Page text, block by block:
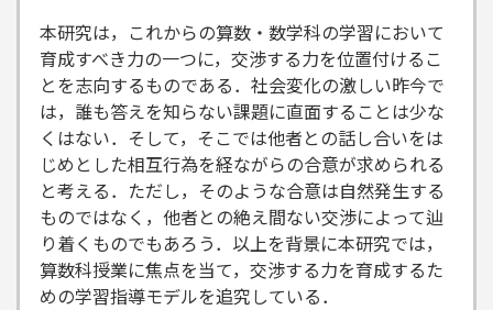
本研究は，これからの算数・数学科の学習において
育成すべき力の一つに，交渉する力を位置付けるこ
とを志向するものである．社会変化の激しい昨今で
は，誰も答えを知らない課題に直面することは少な
くはない．そして，そこでは他者との話し合いをは
じめとした相互行為を経ながらの合意が求められる
と考える．ただし，そのような合意は自然発生する
ものではなく，他者との絶え間ない交渉によって辿
り着くものでもあろう．以上を背景に本研究では，
算数科授業に焦点を当て，交渉する力を育成するた
めの学習指導モデルを追究している．